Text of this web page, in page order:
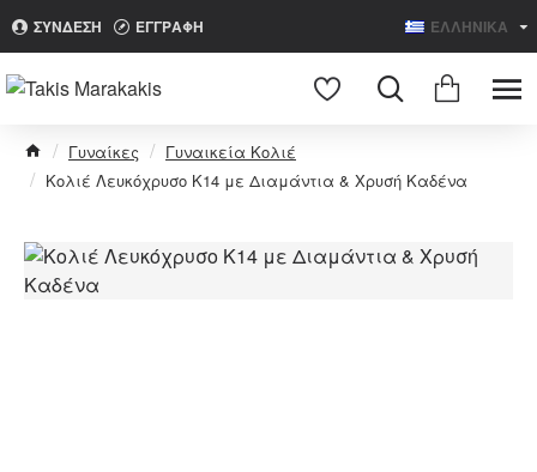
ΣΥΝΔΕΣΗ ΕΓΓΡΑΦΗ ΕΛΛΗΝΙΚΑ
Search
Γυναίκες
Γυναικεία Κολιέ
Κολιέ Λευκόχρυσο Κ14 με Διαμάντια & Χρυσή Καδένα